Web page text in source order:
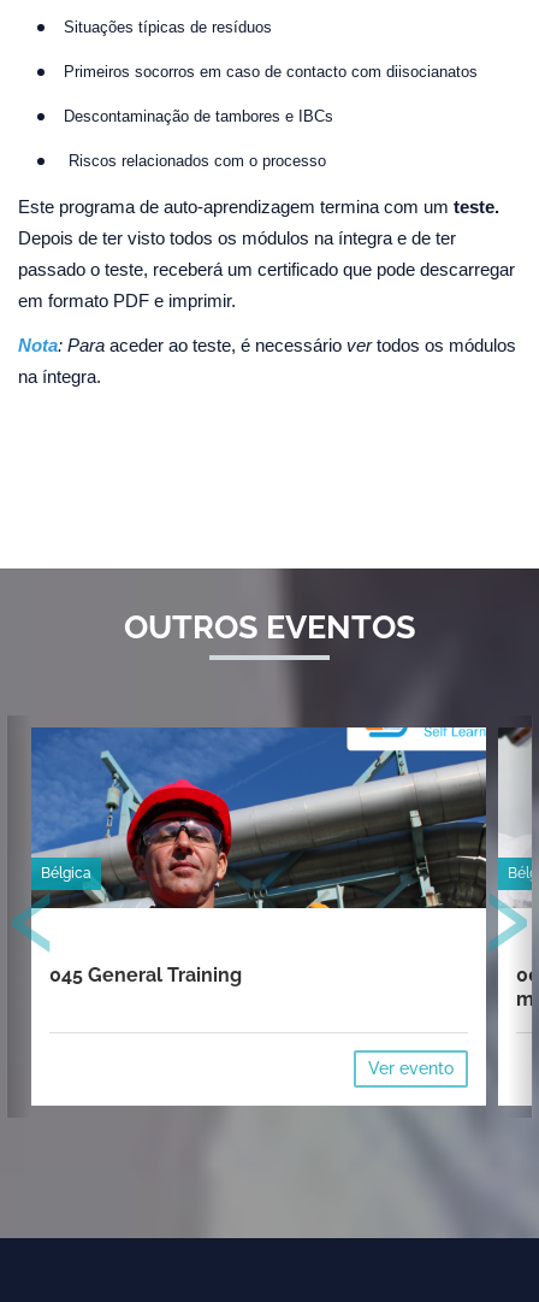
Situações típicas de resíduos
Primeiros socorros em caso de contacto com diisocianatos
Descontaminação de tambores e IBCs
Riscos relacionados com o processo
Este programa de auto-aprendizagem termina com um teste.
Depois de ter visto todos os módulos na íntegra e de ter
passado o teste, receberá um certificado que pode descarregar
em formato PDF e imprimir.
Nota: Para aceder ao teste, é necessário vertodos os módulos
na íntegra.
OUTROS EVENTOS
Bélgica
045 General Training
Ver evento
‹ ›